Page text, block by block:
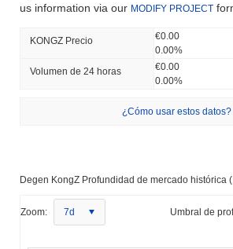
us information via our MODIFY PROJECT
KONGZ Precio
€0.00
0.00%
Volumen de 24 horas
€0.00
0.00%
¿Cómo usar estos datos?
Degen KongZ Profundidad de mercado histórica
Zoom: 7d Umbral de